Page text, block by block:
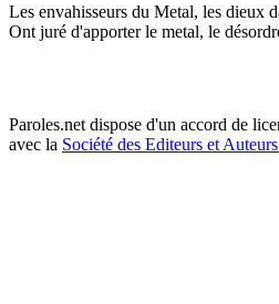
Les envahisseurs du Metal, les dieux
Ont juré d'apporter le metal, le
Paroles.net dispose d'un accord de
avec la Société des Editeurs et